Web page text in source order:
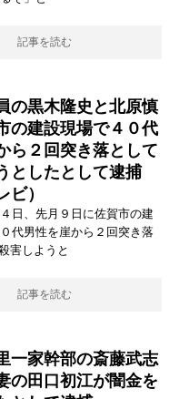
記事を読む
の黒木隆史と北原慎
の建設現場で４０代
ら２回突き落として
としたとして逮捕
ビ）
日、先月９日に佐賀市の建
代男性を崖から２回突き落
害しようと
記事を読む
一家幹部の斎藤武志
の田口初江が闇金を